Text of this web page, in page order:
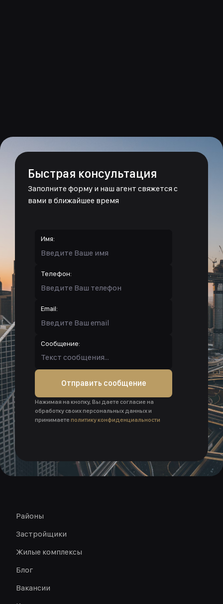
Быстрая консультация
Заполните форму и наш агент свяжется с
вами в ближайшее время
Имя:
Телефон:
Email:
Сообщение:
Отправить сообщение
Нажимая на кнопку, Вы даете согласие на
обработку своих персональных данных и
принимаете политику конфиденциальности
Районы
Застройщики
Жилые комплексы
Блог
Вакансии